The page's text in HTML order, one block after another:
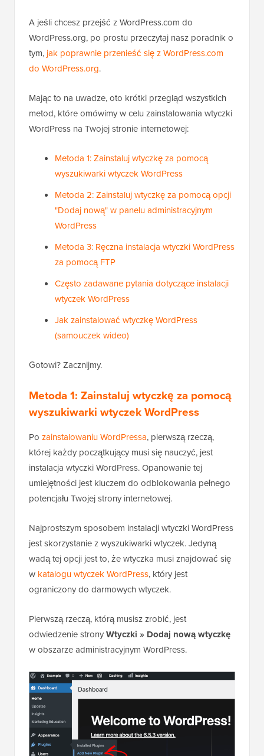
A jeśli chcesz przejść z WordPress.com do
WordPress.org, po prostu przeczytaj nasz poradnik o
tym, jak poprawnie przenieść się z WordPress.com
do WordPress.org.
Mając to na uwadze, oto krótki przegląd wszystkich
metod, które omówimy w celu zainstalowania wtyczki
WordPress na Twojej stronie internetowej:
Metoda 1: Zainstaluj wtyczkę za pomocą
wyszukiwarki wtyczek WordPress
Metoda 2: Zainstaluj wtyczkę za pomocą opcji
"Dodaj nową" w panelu administracyjnym
WordPress
Metoda 3: Ręczna instalacja wtyczki WordPress
za pomocą FTP
Często zadawane pytania dotyczące instalacji
wtyczek WordPress
Jak zainstalować wtyczkę WordPress
(samouczek wideo)
Gotowi? Zacznijmy.
Metoda 1: Zainstaluj wtyczkę za pomocą
wyszukiwarki wtyczek WordPress
Po zainstalowaniu WordPressa, pierwszą rzeczą,
której każdy początkujący musi się nauczyć, jest
instalacja wtyczki WordPress. Opanowanie tej
umiejętności jest kluczem do odblokowania pełnego
potencjału Twojej strony internetowej.
Najprostszym sposobem instalacji wtyczki WordPress
jest skorzystanie z wyszukiwarki wtyczek. Jedyną
wadą tej opcji jest to, że wtyczka musi znajdować się
w katalogu wtyczek WordPress, który jest
ograniczony do darmowych wtyczek.
Pierwszą rzeczą, którą musisz zrobić, jest
odwiedzenie stronyWtyczki » Dodaj nową wtyczkę
w obszarze administracyjnym WordPress.